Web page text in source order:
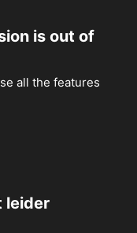
is out of
all the features
leider